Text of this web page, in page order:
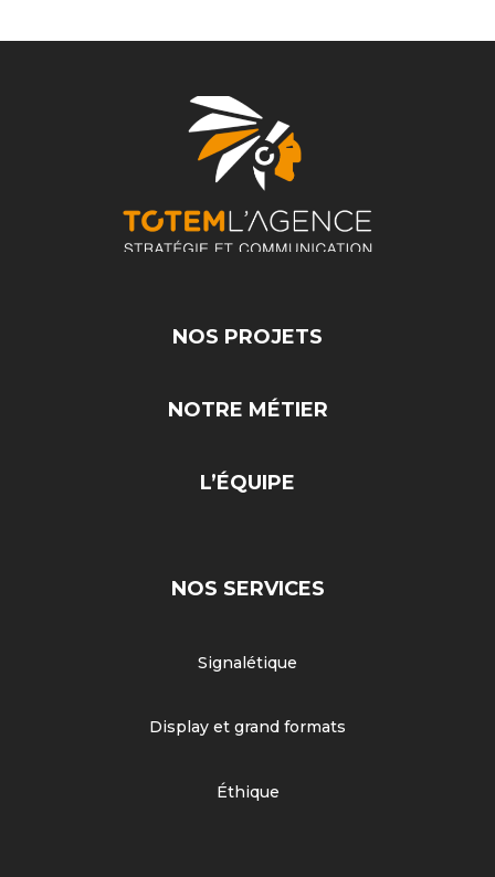
NOS PROJETS
NOTRE MÉTIER
L’ÉQUIPE
NOS SERVICES
Signalétique
Display et grand formats
Éthique